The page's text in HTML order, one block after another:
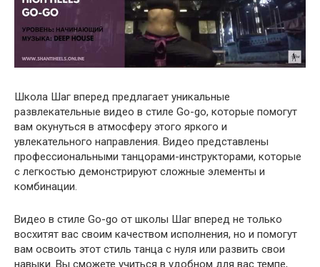
Школа Шаг вперед предлагает уникальные
развлекательные видео в стиле Go-go, которые помогут
вам окунуться в атмосферу этого яркого и
увлекательного направления. Видео представлены
профессиональными танцорами-инструкторами, которые
с легкостью демонстрируют сложные элементы и
комбинации.
Видео в стиле Go-go от школы Шаг вперед не только
восхитят вас своим качеством исполнения, но и помогут
вам освоить этот стиль танца с нуля или развить свои
навыки. Вы сможете учиться в удобном для вас темпе,